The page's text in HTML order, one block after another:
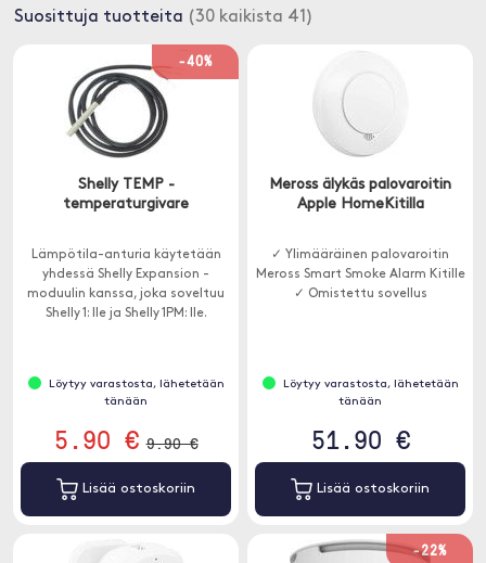
Suosittuja tuotteita (30 kaikista 41)
-40%
Shelly TEMP -
temperaturgivare
Lämpötila-anturia käytetään
yhdessä Shelly Expansion -
moduulin kanssa, joka soveltuu
Shelly 1: lle ja Shelly 1PM: lle.
Löytyy varastosta, lähetetään
tänään
5.90 € 9.90 €
Lisää ostoskoriin
Meross älykäs palovaroitin
Apple HomeKitilla
✓ Ylimääräinen palovaroitin
Meross Smart Smoke Alarm Kitille
✓ Omistettu sovellus
Löytyy varastosta, lähetetään
tänään
51.90 €
Lisää ostoskoriin
-22%